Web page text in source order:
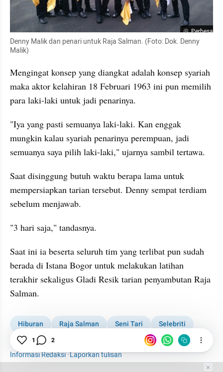
Perbesar
Denny Malik dan penari untuk Raja Salman. (Foto: Dok. Denny
Malik)
Mengingat konsep yang diangkat adalah konsep syariah
maka aktor kelahiran 18 Februari 1963 ini pun memilih
para laki-laki untuk jadi penarinya.
"Iya yang pasti semuanya laki-laki. Kan enggak
mungkin kalau syariah penarinya perempuan, jadi
semuanya saya pilih laki-laki," ujarnya sambil tertawa.
Saat disinggung butuh waktu berapa lama untuk
mempersiapkan tarian tersebut. Denny sempat terdiam
sebelum menjawab.
"3 hari saja," tandasnya.
Saat ini ia beserta seluruh tim yang terlibat pun sudah
berada di Istana Bogor untuk melakukan latihan
terakhir sekaligus Gladi Resik tarian penyambutan Raja
Salman.
Hiburan Raja Salman Seni Tari
Selebriti
Denny Malik
Informasi Redaksi·Laporkan tulisan
1 2